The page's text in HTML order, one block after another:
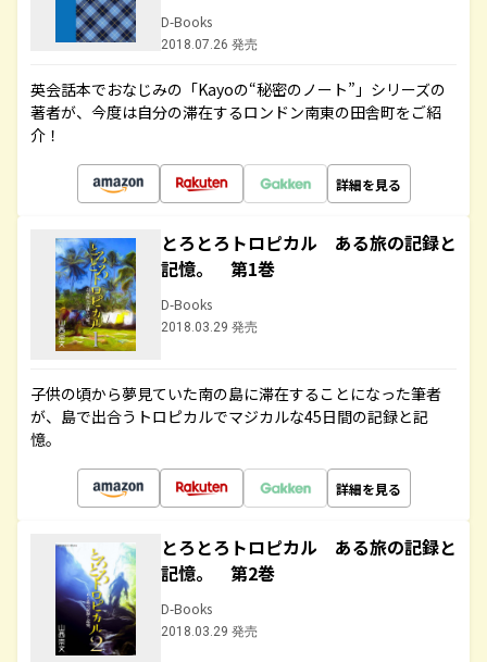
D-Books
2018.07.26 発売
英会話本でおなじみの「Kayoの“秘密のノート”」シリーズの
著者が、今度は自分の滞在するロンドン南東の田舎町をご紹
介！
詳細を見る
とろとろトロピカル ある旅の記録と
記憶。 第1巻
D-Books
2018.03.29 発売
子供の頃から夢見ていた南の島に滞在することになった筆者
が、島で出合うトロピカルでマジカルな45日間の記録と記
憶。
詳細を見る
とろとろトロピカル ある旅の記録と
記憶。 第2巻
D-Books
2018.03.29 発売